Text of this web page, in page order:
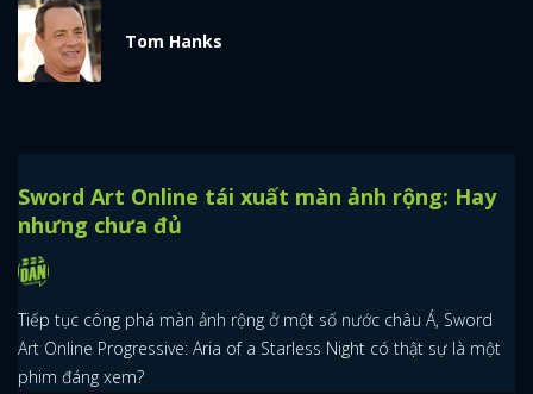
Tom Hanks
Sword Art Online tái xuất màn ảnh rộng: Hay
nhưng chưa đủ
Tiếp tục công phá màn ảnh rộng ở một số nước châu Á, Sword
Art Online Progressive: Aria of a Starless Night có thật sự là một
phim đáng xem?